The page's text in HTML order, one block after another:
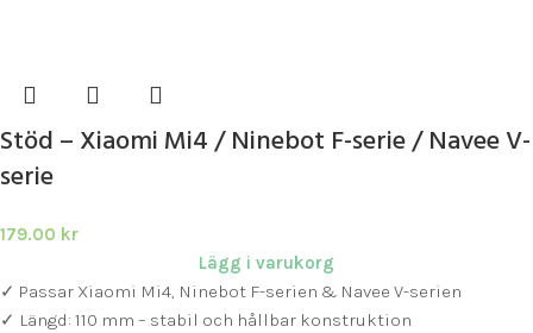
Stöd – Xiaomi Mi4 / Ninebot F-serie / Navee V-
serie
179.00 kr
Lägg i varukorg
✓ Passar Xiaomi Mi4, Ninebot F-serien & Navee V-serien
✓ Längd: 110 mm – stabil och hållbar konstruktion